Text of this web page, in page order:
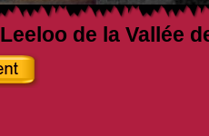
Leeloo de la Vallée